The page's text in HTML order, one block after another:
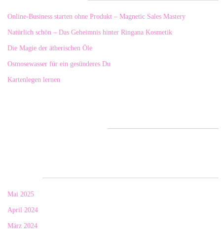
Online-Business starten ohne Produkt – Magnetic Sales Mastery
Natürlich schön – Das Geheimnis hinter Ringana Kosmetik
Die Magie der ätherischen Öle
Osmosewasser für ein gesünderes Du
Kartenlegen lernen
Mai 2025
April 2024
März 2024